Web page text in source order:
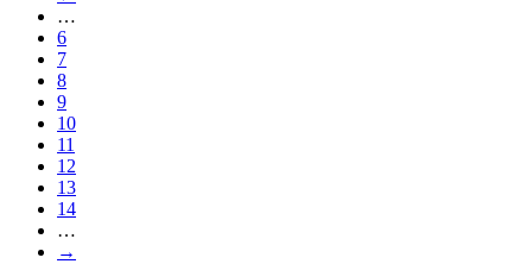
…
6
7
8
9
10
11
12
13
14
…
→